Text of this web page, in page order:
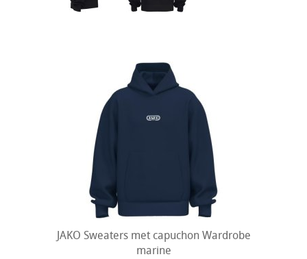
JAKO Sweaters met capuchon Wardrobe
marine